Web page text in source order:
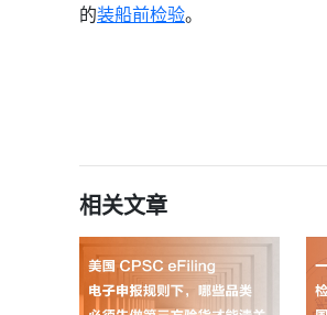
的装船前检验。
相关文章